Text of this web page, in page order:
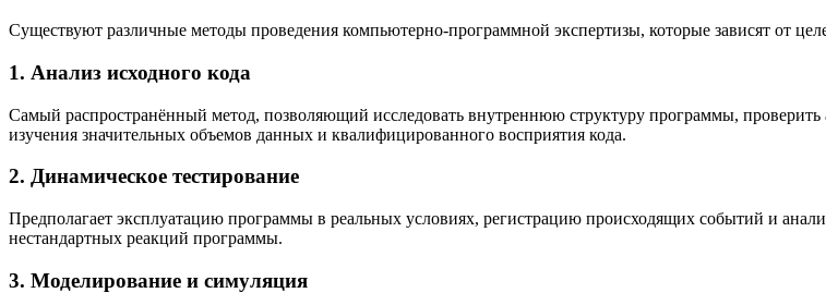
Существуют различные методы проведения компьютерно-программной экспертизы, которые зависят от
1. Анализ исходного кода
Самый распространённый метод, позволяющий исследовать внутреннюю структуру программы,
изучения значительных объемов данных и квалифицированного восприятия кода.
2. Динамическое тестирование
Предполагает эксплуатацию программы в реальных условиях, регистрацию происходящих событий и
нестандартных реакций программы.
3. Моделирование и симуляция